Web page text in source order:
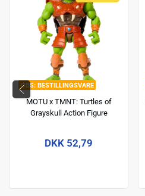
BESTILLINGSVARE
MOTU x TMNT: Turtles of
Grayskull Action Figure
DKK 52,79